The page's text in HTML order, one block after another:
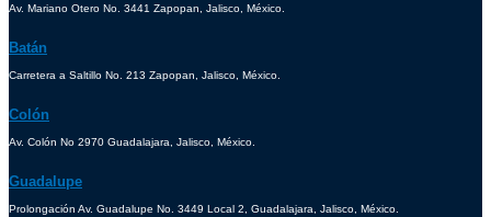
Av. Mariano Otero No. 3441 Zapopan, Jalisco, México.
Batán
Carretera a Saltillo No. 213 Zapopan, Jalisco, México.
Colón
Av. Colón No 2970 Guadalajara, Jalisco, México.
Guadalupe
Prolongación Av. Guadalupe No. 3449 Local 2, Guadalajara, Jalisco, México.